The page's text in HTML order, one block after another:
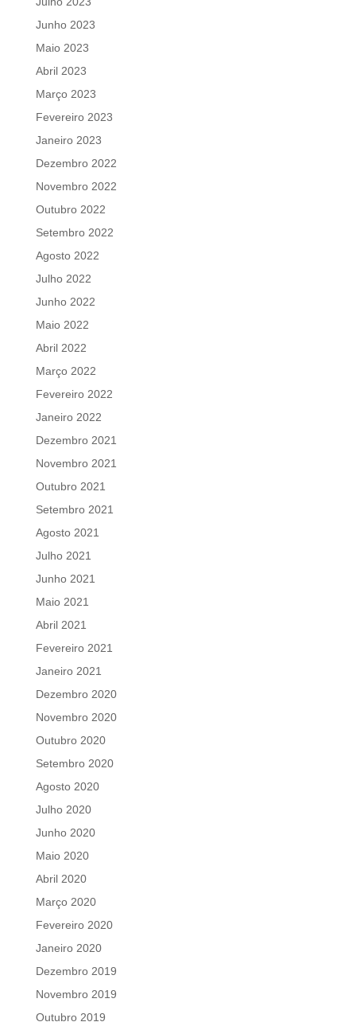
Junho 2023
Maio 2023
Abril 2023
Março 2023
Fevereiro 2023
Janeiro 2023
Dezembro 2022
Novembro 2022
Outubro 2022
Setembro 2022
Agosto 2022
Julho 2022
Junho 2022
Maio 2022
Abril 2022
Março 2022
Fevereiro 2022
Janeiro 2022
Dezembro 2021
Novembro 2021
Outubro 2021
Setembro 2021
Agosto 2021
Julho 2021
Junho 2021
Maio 2021
Abril 2021
Fevereiro 2021
Janeiro 2021
Dezembro 2020
Novembro 2020
Outubro 2020
Setembro 2020
Agosto 2020
Julho 2020
Junho 2020
Maio 2020
Abril 2020
Março 2020
Fevereiro 2020
Janeiro 2020
Dezembro 2019
Novembro 2019
Outubro 2019